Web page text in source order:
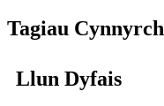
Tagiau Cynnyrch
Llun Dyfais